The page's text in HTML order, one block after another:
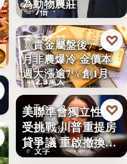
7倍
為動物農莊
今天 07:32
貴金屬
2.3萬人
〈貴金屬盤後〉美7
月非農爆冷 金價本
週大漲逾7%創1月
來…
♡
今天 07:30
財經政治
文字
美聯準會獨立性再
受挑戰 川普重提房
貸爭議 重啟撤換庫
克程…
♡